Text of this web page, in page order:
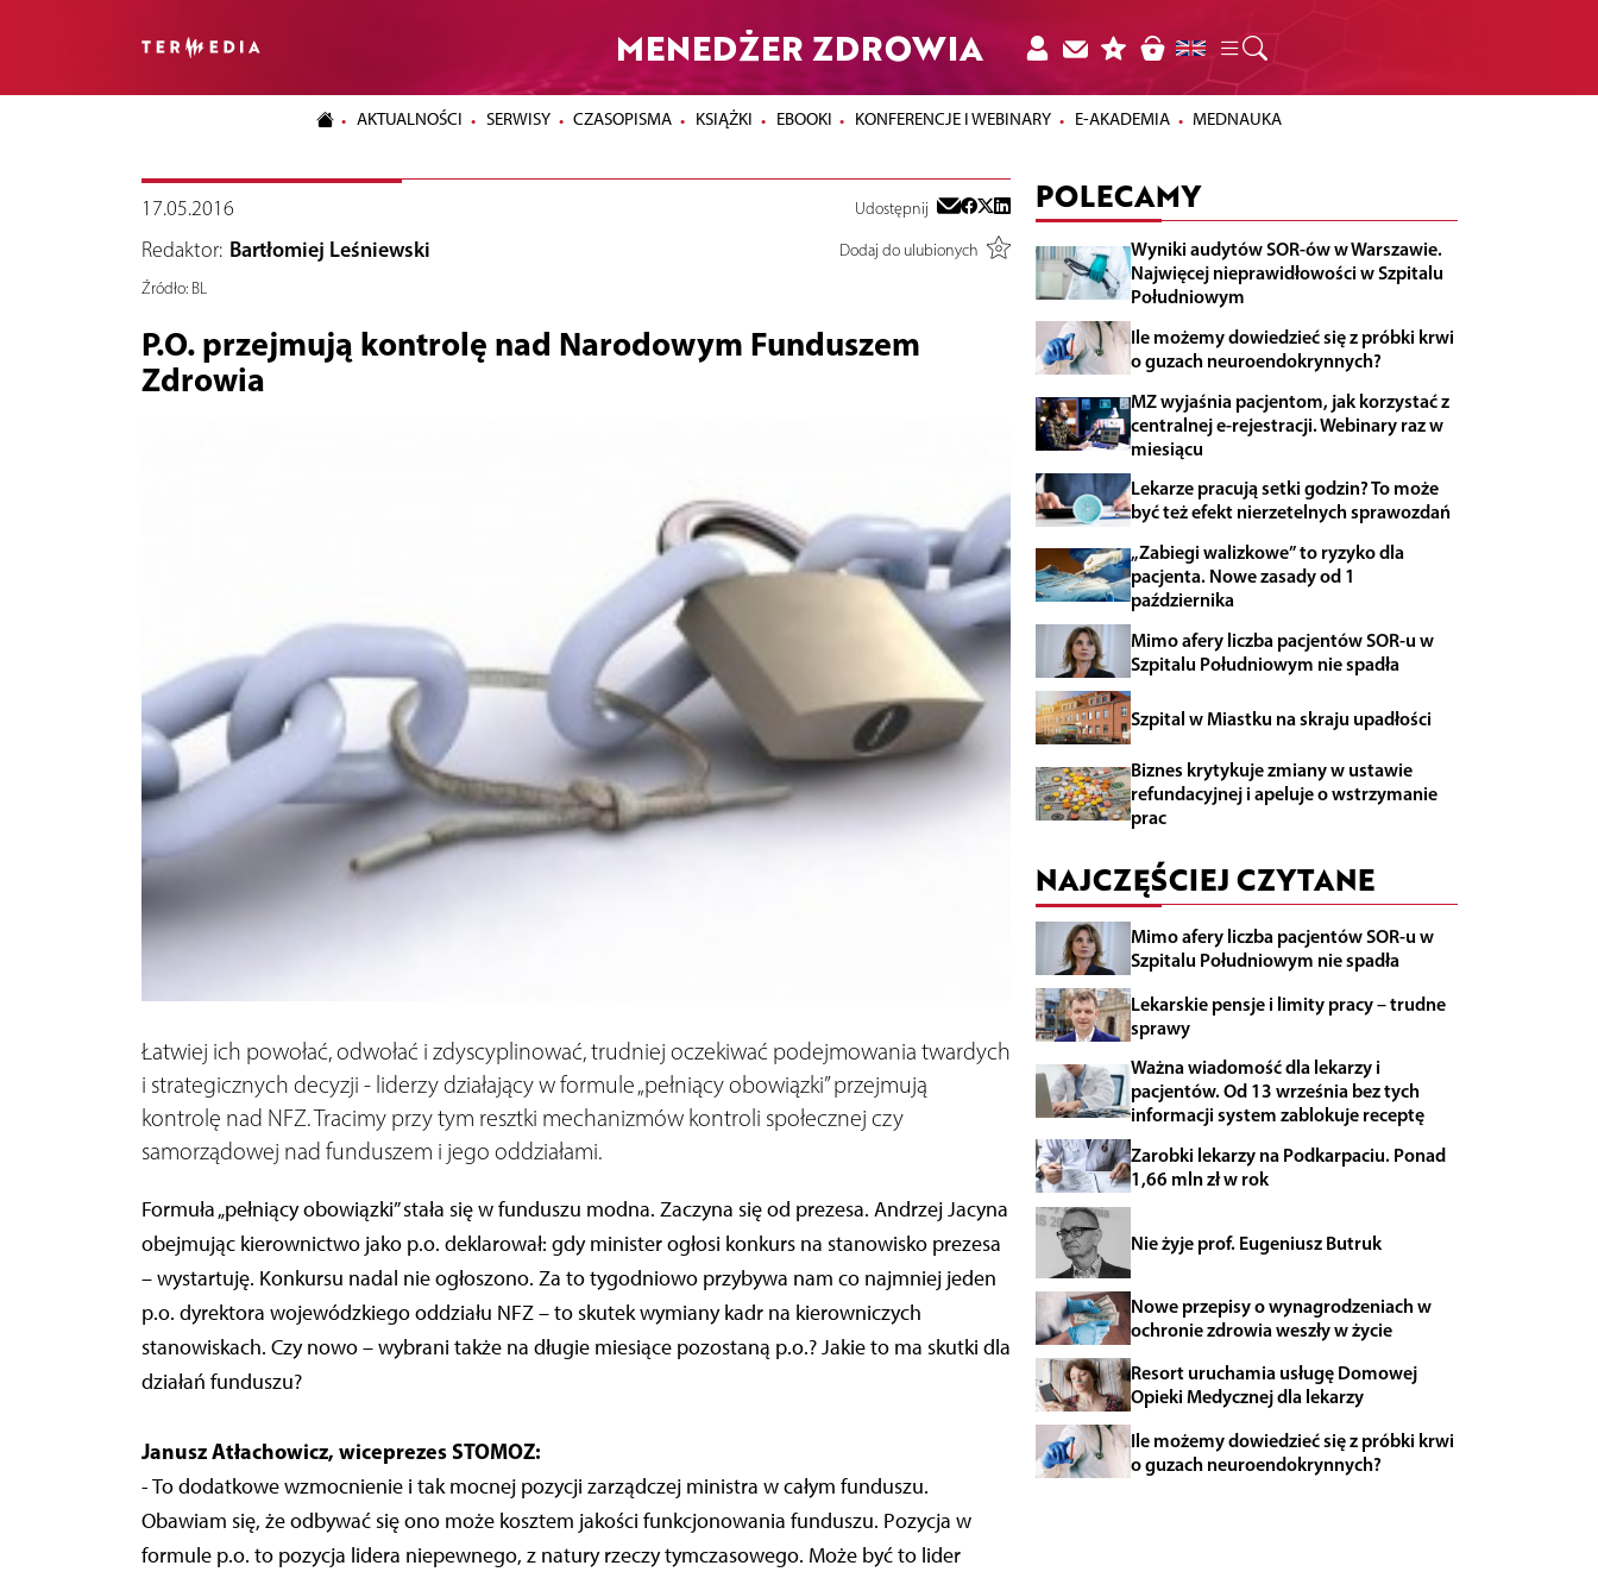
MENEDŻER ZDROWIA
AKTUALNOŚCI SERWISY CZASOPISMA KSIĄŻKI EBOOKI KONFERENCJE I WEBINARY E-AKADEMIA MEDNAUKA
17.05.2016 Udostępnij
Redaktor: Bartłomiej Leśniewski
Dodaj do ulubionych
Źródło:BL
P.O. przejmują kontrolę nad Narodowym Funduszem
Zdrowia
Łatwiej ich powołać, odwołać i zdyscyplinować, trudniej oczekiwać podejmowania twardych
i strategicznych decyzji - liderzy działający w formule „pełniący obowiązki” przejmują
kontrolę nad NFZ. Tracimy przy tym resztki mechanizmów kontroli społecznej czy
samorządowej nad funduszem i jego oddziałami.
Formuła „pełniący obowiązki” stała się w funduszu modna. Zaczyna się od prezesa. Andrzej Jacyna
obejmując kierownictwo jako p.o. deklarował: gdy minister ogłosi konkurs na stanowisko prezesa
– wystartuję. Konkursu nadal nie ogłoszono. Za to tygodniowo przybywa nam co najmniej jeden
p.o. dyrektora wojewódzkiego oddziału NFZ – to skutek wymiany kadr na kierowniczych
stanowiskach. Czy nowo – wybrani także na długie miesiące pozostaną p.o.? Jakie to ma skutki dla
działań funduszu?
Janusz Atłachowicz, wiceprezes STOMOZ:
- To dodatkowe wzmocnienie i tak mocnej pozycji zarządczej ministra w całym funduszu.
Obawiam się, że odbywać się ono może kosztem jakości funkcjonowania funduszu. Pozycja w
formule p.o. to pozycja lidera niepewnego, z natury rzeczy tymczasowego. Może być to lider
POLECAMY
Wyniki audytów SOR-ów w Warszawie.
Najwięcej nieprawidłowości w Szpitalu
Południowym
Ile możemy dowiedzieć się z próbki krwi
o guzach neuroendokrynnych?
MZ wyjaśnia pacjentom, jak korzystać z
centralnej e-rejestracji. Webinary raz w
miesiącu
Lekarze pracują setki godzin? To może
być też efekt nierzetelnych sprawozdań
„Zabiegi walizkowe” to ryzyko dla
pacjenta. Nowe zasady od 1
października
Mimo afery liczba pacjentów SOR-u w
Szpitalu Południowym nie spadła
Szpital w Miastku na skraju upadłości
Biznes krytykuje zmiany w ustawie
refundacyjnej i apeluje o wstrzymanie
prac
NAJCZĘŚCIEJ CZYTANE
Mimo afery liczba pacjentów SOR-u w
Szpitalu Południowym nie spadła
Lekarskie pensje i limity pracy – trudne
sprawy
Ważna wiadomość dla lekarzy i
pacjentów. Od 13 września bez tych
informacji system zablokuje receptę
Zarobki lekarzy na Podkarpaciu. Ponad
1,66 mln zł w rok
Nie żyje prof. Eugeniusz Butruk
Nowe przepisy o wynagrodzeniach w
ochronie zdrowia weszły w życie
Resort uruchamia usługę Domowej
Opieki Medycznej dla lekarzy
Ile możemy dowiedzieć się z próbki krwi
o guzach neuroendokrynnych?